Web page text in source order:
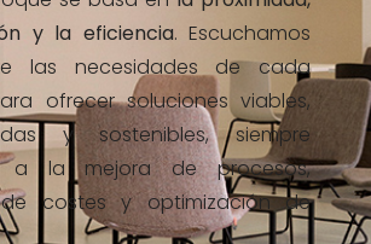
y la eficiencia. Escuchamos
las necesidades de cada
ofrecer soluciones viables,
y sostenibles, siempre
a la mejora de procesos,
costes y optimización de